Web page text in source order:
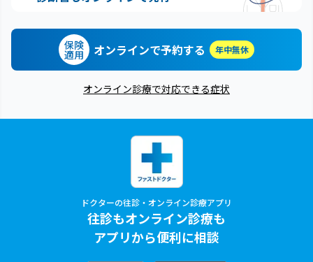
保険
適用 オンラインで予約する 年中無休
オンライン診療で対応できる症状
ドクターの往診・オンライン診療アプリ
往診もオンライン診療も
アプリから便利に相談